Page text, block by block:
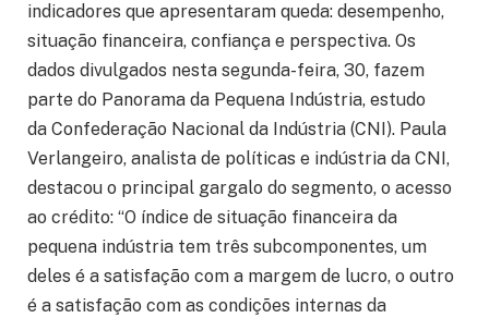
indicadores que apresentaram queda: desempenho,
situação financeira, confiança e perspectiva. Os
dados divulgados nesta segunda-feira, 30, fazem
parte do Panorama da Pequena Indústria, estudo
da Confederação Nacional da Indústria (CNI). Paula
Verlangeiro, analista de políticas e indústria da CNI,
destacou o principal gargalo do segmento, o acesso
ao crédito: “O índice de situação financeira da
pequena indústria tem três subcomponentes, um
deles é a satisfação com a margem de lucro, o outro
é a satisfação com as condições internas da